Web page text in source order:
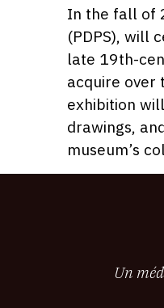
Description,
horaires...
In the fall of
(PDPS), will
late 19th-
acquire over
exhibition
drawings,
museum’s
Un